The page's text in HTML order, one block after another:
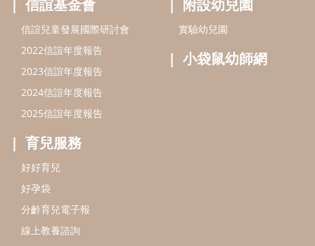
最新活動
信誼基金會
信誼兒童發展國際研討會
2022信誼年度報告
2023信誼年度報告
2024信誼年度報告